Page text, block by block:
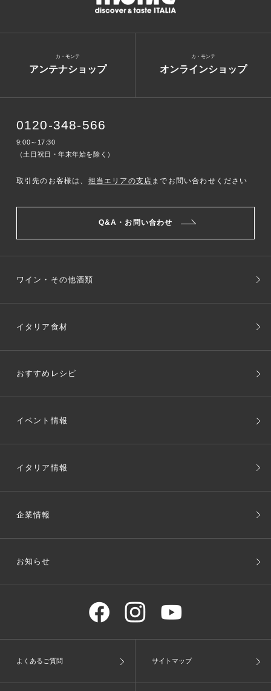
アンテナショップ
カ・モンテ
オンラインショップ
カ・モンテ
0120-348-566
9:00～17:30
（土日祝日・年末年始を除く）
取引先のお客様は、 担当エリアの支店 までお問い合わせください
Q&A・お問い合わせ
ワイン・その他酒類
イタリア食材
おすすめレシピ
イベント情報
イタリア情報
企業情報
お知らせ
よくあるご質問 サイトマップ